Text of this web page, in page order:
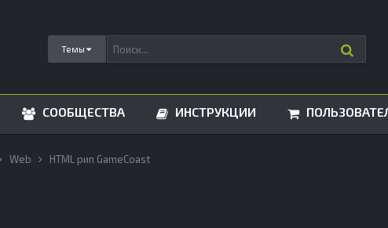
Темы
СООБЩЕСТВА ИНСТРУКЦИИ
Web HTML рип GameCoast